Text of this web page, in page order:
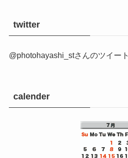
twitter
@photohayashi_stさんのツイート
calender